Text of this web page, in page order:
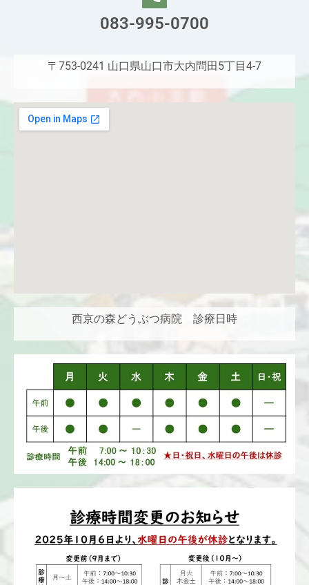
083-995-0700
〒753-0241 山口県山口市大内問田5丁目4-7
西京の森どうぶつ病院 診療日時